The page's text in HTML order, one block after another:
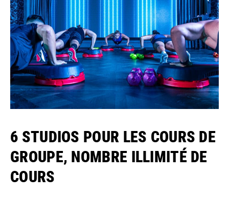
6 STUDIOS POUR LES COURS DE
GROUPE, NOMBRE ILLIMITÉ DE
COURS